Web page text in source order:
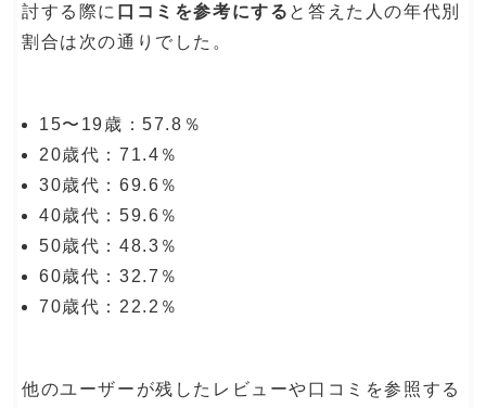
討する際に 口コミを参考にする と答えた人の年代別
割合は次の通りでした。
15〜19歳：57.8％
20歳代：71.4％
30歳代：69.6％
40歳代：59.6％
50歳代：48.3％
60歳代：32.7％
70歳代：22.2％
他のユーザーが残したレビューや口コミを参照する